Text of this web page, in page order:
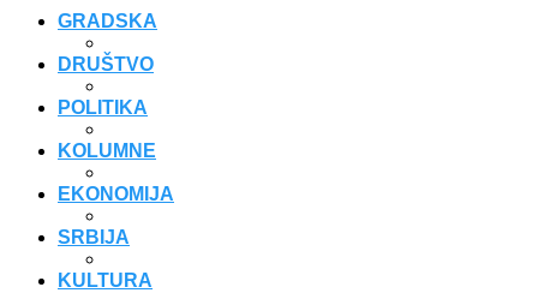
GRADSKA
DRUŠTVO
POLITIKA
KOLUMNE
EKONOMIJA
SRBIJA
KULTURA